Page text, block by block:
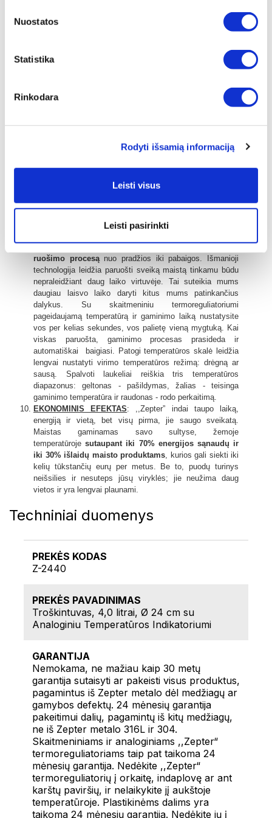
Nuostatos
Statistika
Rinkodara
Rodyti išsamią informaciją
Leisti visus
Leisti pasirinkti
cholesterolio kiekiu ir tiems, kuriems yra didesnė rizika
susirgti vėžiu, nes 62% visų vėžinių ligų (krūties,
riebumo dietos, nutukimas ir prastas maisto ruošimas,
naudojant papildomų riebalų, aliejų, druskos ir
kokybės virtuvės reikmenys yra didžiausias priešas mūsų
sveikatai. Tradiciniai indai dažniausiai yra pagaminti iš
paviršius yra porėtas ir rūdijantis, o atsidūrusios lėkštėse
ar valgyje šios medžiagos sukelia neigiamas pasekmes
sveikatai. Zepter nepridegantis paviršius yra sukurtas
be jokių kenksmingų dangų
saugus jūsų sveikatai. Taip pat jį yra lengva valyti.
SKAITMENINIS TERMOREGULIATORIUS: „Zepter“
skaitmeninis radijo termoreguliatorius yra naujas,
ruošimo procesąnuo pradžios iki pabaigos. Išmanioji
technologija leidžia paruošti sveiką maistą tinkamu būdu
nepraleidžiant daug laiko virtuvėje. Tai suteikia mums
daugiau laisvo laiko daryti kitus mums patinkančius
dalykus. Su skaitmeniniu termoreguliatoriumi
pageidaujamą temperatūrą ir gaminimo laiką nustatysite
vos per kelias sekundes, vos palietę vieną mygtuką. Kai
viskas paruošta, gaminimo procesas prasideda ir
automatiškai baigiasi. Patogi temperatūros skalė leidžia
lengvai nustatyti virimo temperatūros režimą: drėgną ar
sausą. Spalvoti laukeliai reiškia tris temperatūros
diapazonus: geltonas - pašildymas, žalias - teisinga
gaminimo temperatūra ir raudonas - rodo perkaitimą.
EKONOMINIS EFEKTAS: ,,Zepter” indai taupo laiką,
energiją ir vietą, bet visų pirma, jie saugo sveikatą.
Maistas gaminamas savo sultyse, žemoje
temperatūrojesutaupant iki 70% energijos sąnaudų ir
iki 30% išlaidų maisto produktams, kurios gali siekti iki
kelių tūkstančių eurų per metus. Be to, puodų turinys
neišsilies ir nesuteps jūsų viryklės; jie neužima daug
vietos ir yra lengvai plaunami.
Techniniai duomenys
PREKĖS KODAS
Z-2440
PREKĖS PAVADINIMAS
Troškintuvas, 4,0 litrai, Ø 24 cm su
Analoginiu Temperatūros Indikatoriumi
GARANTIJA
Nemokama, ne mažiau kaip 30 metų
garantija sutaisyti ar pakeisti visus produktus,
pagamintus iš Zepter metalo dėl medžiagų ar
gamybos defektų. 24 mėnesių garantija
pakeitimui dalių, pagamintų iš kitų medžiagų,
ne iš Zepter metalo 316L ir 304.
Skaitmeniniams ir analoginiams ,,Zepter“
termoreguliatoriams taip pat taikoma 24
mėnesių garantija. Nedėkite ,,Zepter“
termoreguliatorių į orkaitę, indaplovę ar ant
karštų paviršių, ir nelaikykite jį aukštoje
temperatūroje. Plastikinėms dalims yra
taikoma 24 mėnesių garantija. Nedėkite jų į